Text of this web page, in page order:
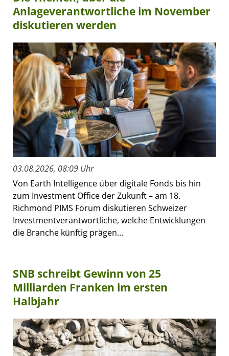
Anlageverantwortliche im November
diskutieren werden
03.08.2026, 08:09 Uhr
Von Earth Intelligence über digitale Fonds bis hin
zum Investment Office der Zukunft – am 18.
Richmond PIMS Forum diskutieren Schweizer
Investmentverantwortliche, welche Entwicklungen
die Branche künftig prägen...
SNB schreibt Gewinn von 25
Milliarden Franken im ersten
Halbjahr